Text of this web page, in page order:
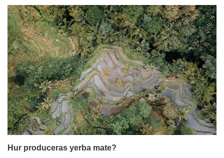
Hur produceras yerba mate?
Plocka bladen, mala dem, släng ner alltihop i en mate-
mugg och häll vatten över? För enkelt för att vara sant!
Att odla Ilex paraguariensis och tillverka yerba mate är
en lång process som övervakas av många människor. I
dagens artikel tar vi en djupgående titt på de olika